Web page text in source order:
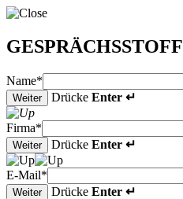
GESPRÄCHSSTOFF
Name*
Weiter Drücke Enter ↵
Firma*
Weiter Drücke Enter ↵
E-Mail*
Weiter Drücke Enter ↵